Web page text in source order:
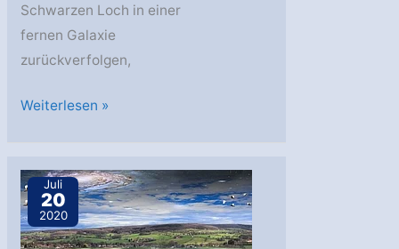
Schwarzen Loch in einer
fernen Galaxie
zurückverfolgen,
Geisterteilchen
Beschleuniger
Weiterlesen »
Juli
20
2020